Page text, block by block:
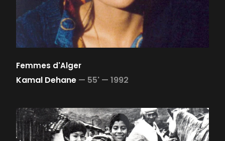
Femmes d'Alger
Kamal Dehane — 55' — 1992